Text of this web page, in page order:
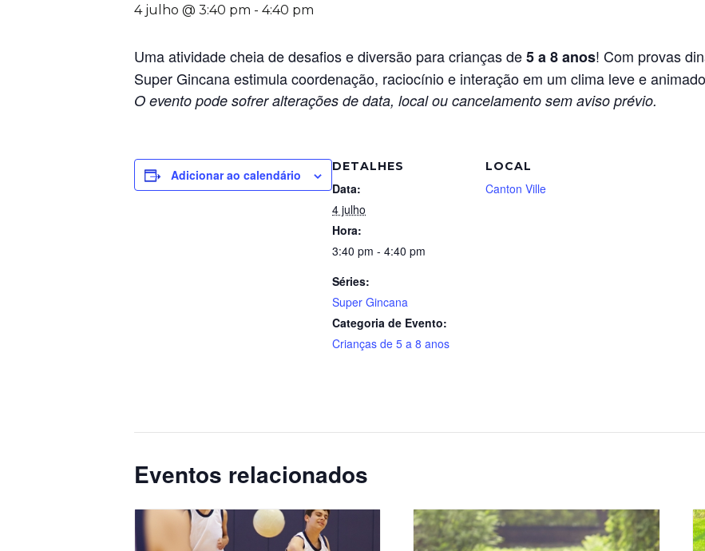
4 julho @ 3:40 pm - 4:40 pm
Uma atividade cheia de desafios e diversão para crianças de5 a 8 anos! Com provas
Super Gincana estimula coordenação, raciocínio e interação em um clima leve e
O evento pode sofrer alterações de data, local ou cancelamento sem aviso prévio.
Adicionar ao calendário
DETALHES
Data:
4 julho
Hora:
3:40 pm - 4:40 pm
Séries:
Super Gincana
Categoria de Evento:
Crianças de 5 a 8 anos
LOCAL
Canton Ville
Eventos relacionados